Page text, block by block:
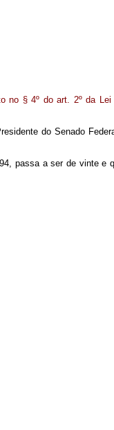
no § 4º do art. 2º da
do Senado
passa a ser de vinte e